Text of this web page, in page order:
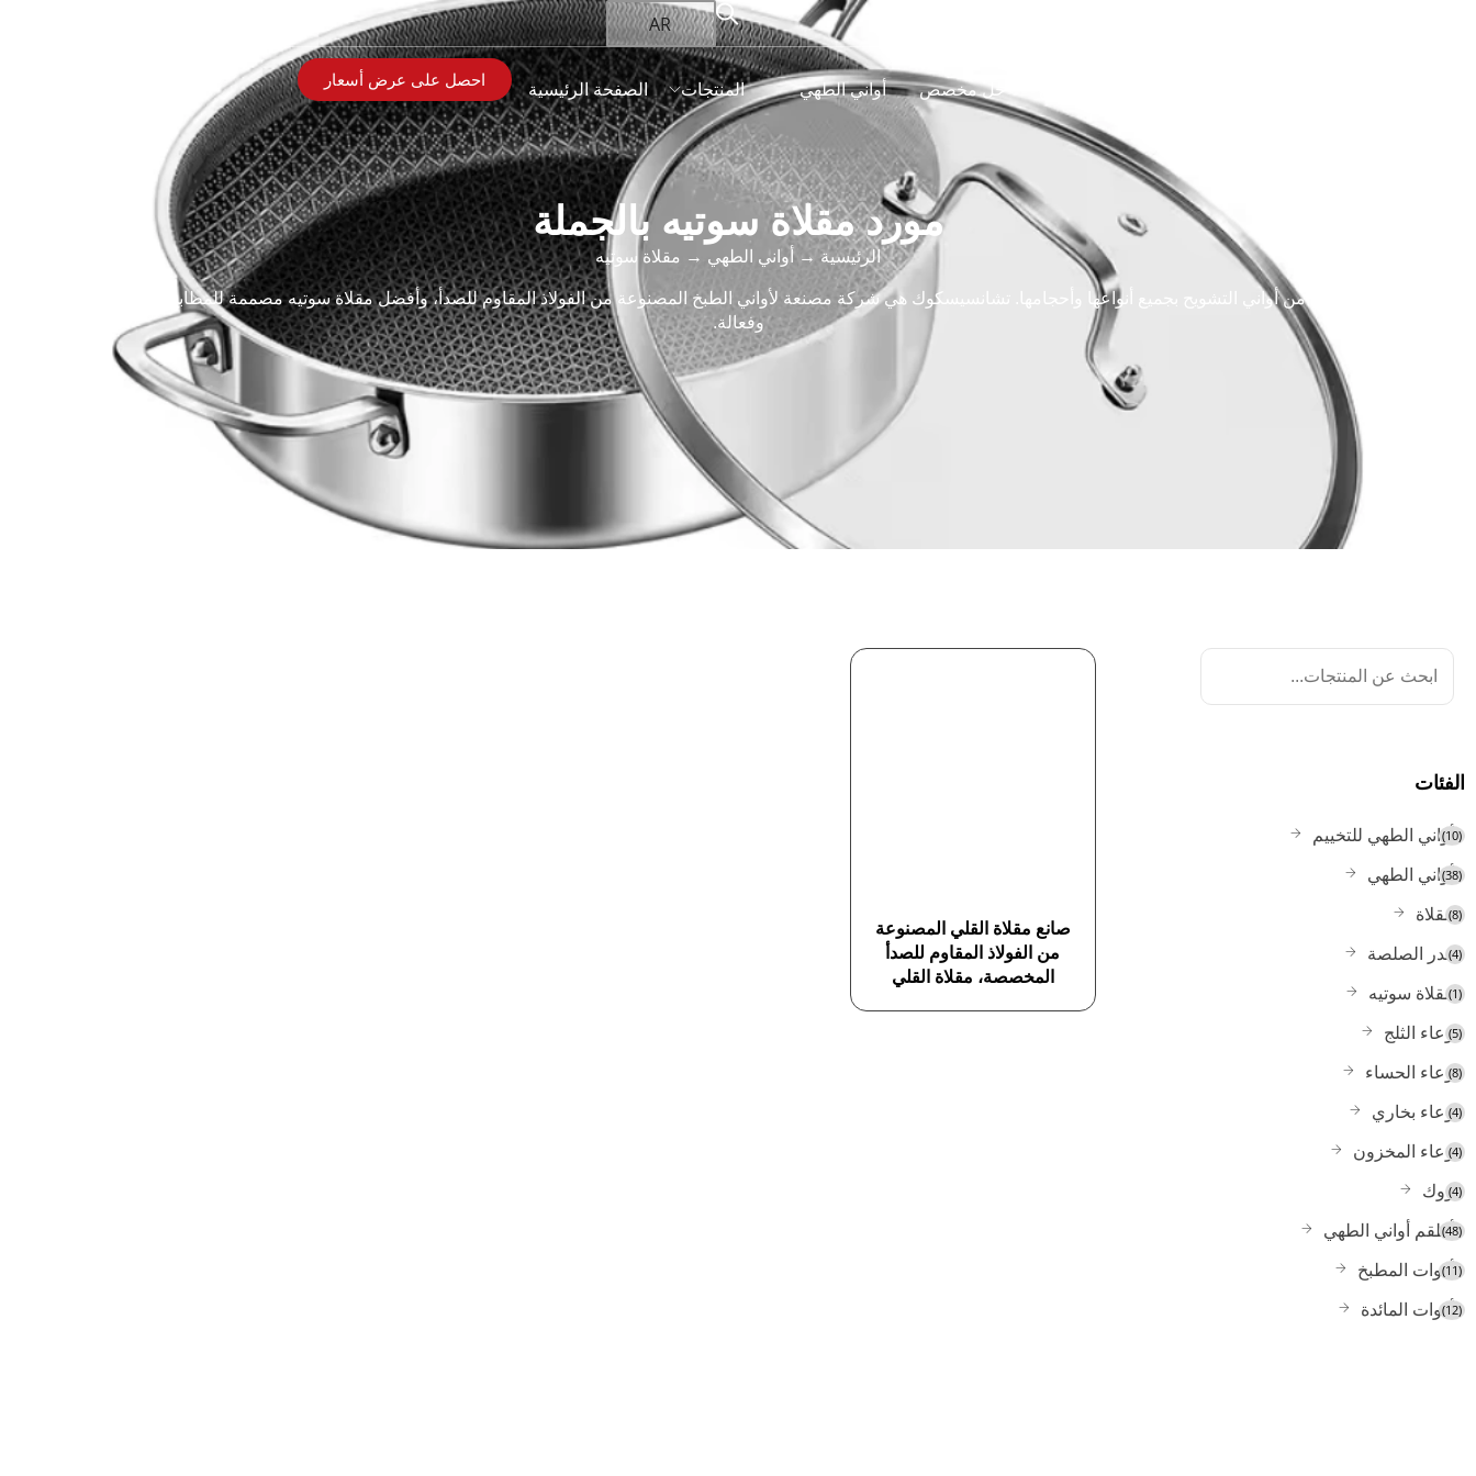
AR
الصفحة الرئيسية المنتجات أواني الطهي حل مخصص
احصل على عرض أسعار
مورد مقلاة سوتيه بالجملة
الرئيسية →أواني الطهي → مقلاة سوتيه
نقدم مجموعة واسعة من أواني التشويح بجميع أنواعها وأحجامها. تشانسيسكوك هي شركة مصنعة لأواني الطبخ المصنوعة من الفولاذ المقاوم للصدأ، وأفضل مقلاة سوتيه مصممة للمطابخ الاحترافية وهي متينة
وفعالة.
الفئات
أواني الطهي للتخييم (10)
أواني الطهي (38)
مقلاة (8)
قدر الصلصة (4)
مقلاة سوتيه (1)
وعاء الثلج (5)
وعاء الحساء (8)
وعاء بخاري (4)
وعاء المخزون (4)
ووك (4)
أطقم أواني الطهي (48)
أدوات المطبخ (11)
أدوات المائدة (12)
صانع مقلاة القلي المصنوعة
من الفولاذ المقاوم للصدأ
المخصصة، مقلاة القلي